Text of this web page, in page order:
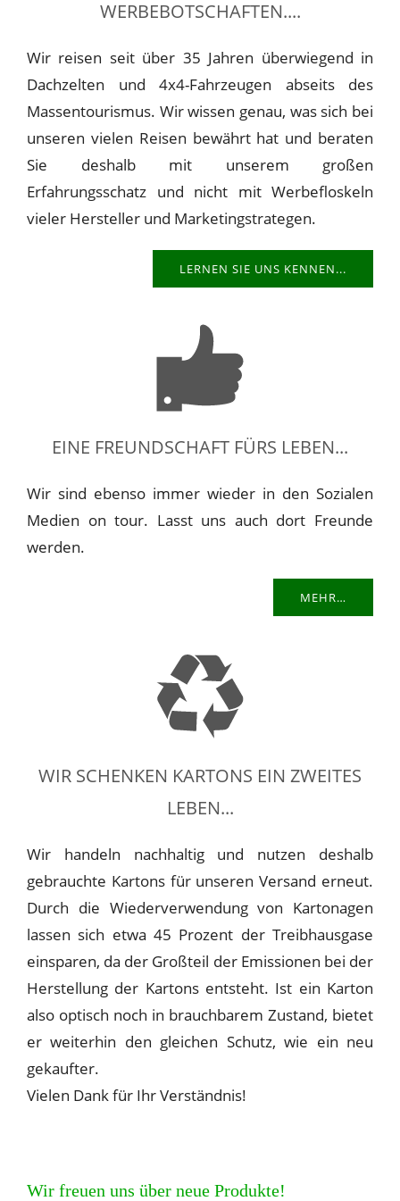
WERBEBOTSCHAFTEN....
Wir reisen seit über 35 Jahren überwiegend in
Dachzelten und 4x4-Fahrzeugen abseits des
Massentourismus. Wir wissen genau, was sich bei
unseren vielen Reisen bewährt hat und beraten
Sie deshalb mit unserem großen
Erfahrungsschatz und nicht mit Werbefloskeln
vieler Hersteller und Marketingstrategen.
LERNEN SIE UNS KENNEN...
EINE FREUNDSCHAFT FÜRS LEBEN...
Wir sind ebenso immer wieder in den Sozialen
Medien on tour. Lasst uns auch dort Freunde
werden.
MEHR…
WIR SCHENKEN KARTONS EIN ZWEITES
LEBEN...
Wir handeln nachhaltig und nutzen deshalb
gebrauchte Kartons für unseren Versand erneut.
Durch die Wiederverwendung von Kartonagen
lassen sich etwa 45 Prozent der Treibhausgase
einsparen, da der Großteil der Emissionen bei der
Herstellung der Kartons entsteht. Ist ein Karton
also optisch noch in brauchbarem Zustand, bietet
er weiterhin den gleichen Schutz, wie ein neu
gekaufter.
Vielen Dank für Ihr Verständnis!
Wir freuen uns über neue Produkte!